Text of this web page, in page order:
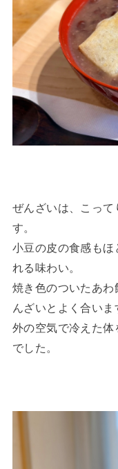
ぜんざいは、こって
す。
小豆の皮の食感も
れる味わい。
焼き色のついたあ
んざいとよく合いま
外の空気で冷えた
でした。